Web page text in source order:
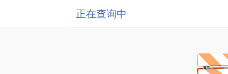
正在查询中